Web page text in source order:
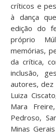
críticos e
à dança
edição do
próprio
memórias,
da crítica,
inclusão,
autores, dez
Luiza
Mara
Pedroso,
Minas